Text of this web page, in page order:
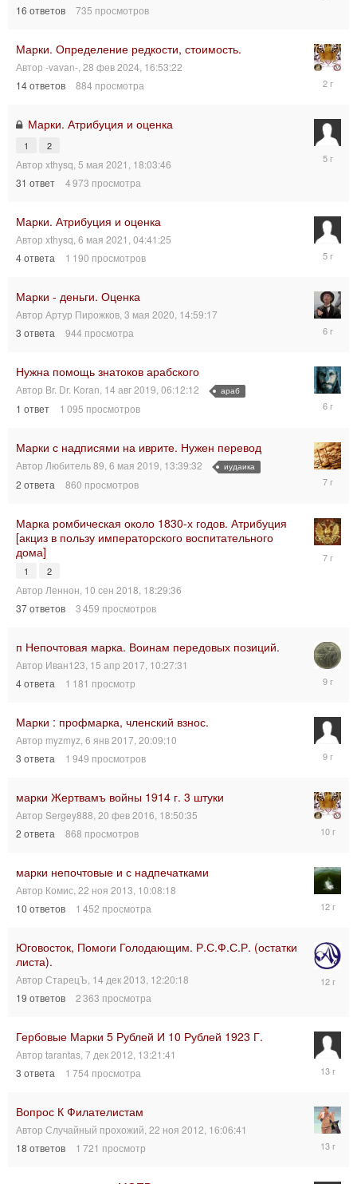
16 ответов 735 просмотров
Марки. Определение редкости, стоимость.
Автор -vavan- 28 фев 2024, 16:53:22
14ответов 884 просмотра
08:23:19
Марки. Атрибуция и оценка
1 2
Автор xthysq 5 мая 2021, 18:03:46
31 ответ 4 973 просмотра
14
Марки. Атрибуция и оценка
Автор xthysq 6 мая 2021, 04:41:25
4ответа 1 190 просмотров
13:52:08
Марки - деньги. Оценка
Автор Артур Пирожков 3 мая 2020, 14:59:17
3 ответа 944 просмотра
15:33:41
Нужна помощь знатоков арабского
Автор Br. Dr. Koran 14 авг 2019, 06:12:12 араб
1 ответ 1 095 просмотров
17
08:34:57
Марки с надписями на иврите. Нужен перевод
Автор Любитель 89 6 мая 2019, 13:39:32 иудаика
2 ответа 860 просмотров
14:06:09
Марка ромбическая около 1830-х годов. Атрибуция
[акциз в пользу императорского воспитательного
дома]
1 2
Автор Леннон 10 сен 2018, 18:29:36
37ответов 3 459 просмотров
16
п Непочтовая марка. Воинам передовых позиций.
Автор Иван123 15 апр 2017, 10:27:31
4ответа 1 181 просмотр
16
19:24:08
Марки : профмарка, членский взнос.
Автор myzmyz 6 янв 2017, 20:09:10
3 ответа 1 949 просмотров
14:58:15
марки Жертвамъ войны 1914 г. 3 штуки
Автор Sergey888 20 фев 2016, 18:50:35
2 ответа 868 просмотров
20
19:40:29
марки непочтовые и с надпечатками
Автор Комис 22 ноя 2013, 10:08:18
10 ответов 1 452 просмотра
24
12:47:15
Юговосток, Помоги Голодающим. Р.С.Ф.С.Р. (остатки
листа).
Автор СтарецЪ 14 дек 2013, 12:20:18
19 ответов 2 363 просмотра
15
Гербовые Марки 5 Рублей И 10 Рублей 1923 Г.
Автор tarantas 7 дек 2012, 13:21:41
3 ответа 1 754 просмотра
14:36:35
Вопрос К Филателистам
Автор Случайный прохожий 22 ноя 2012, 16:06:41
18 ответов 1 721 просмотр
22